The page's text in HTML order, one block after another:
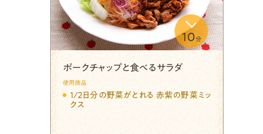
ポークチャップと食べるサラダ
10分
使用商品
1/2日分の野菜がとれる 赤紫の野菜ミッ
クス